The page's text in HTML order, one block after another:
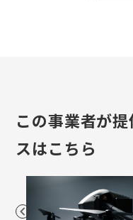
この事業者が
スはこちら